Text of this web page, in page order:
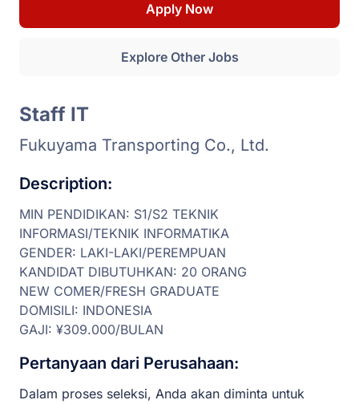
Apply Now
Explore Other Jobs
Staff IT
Fukuyama Transporting Co., Ltd.
Description:
MIN PENDIDIKAN: S1/S2 TEKNIK
INFORMASI/TEKNIK INFORMATIKA
GENDER: LAKI-LAKI/PEREMPUAN
KANDIDAT DIBUTUHKAN: 20 ORANG
NEW COMER/FRESH GRADUATE
DOMISILI: INDONESIA
GAJI: ¥309.000/BULAN
Pertanyaan dari Perusahaan:
Dalam proses seleksi, Anda akan diminta untuk